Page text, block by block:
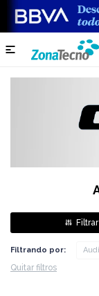

Filtrando por:
Quitar filtros